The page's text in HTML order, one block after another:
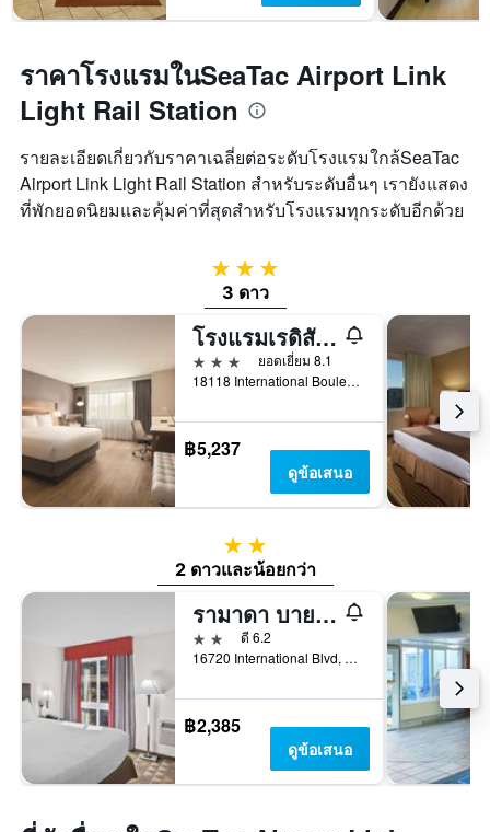
ราคาโรงแรมในSeaTac Airport Link
Light Rail Station
รายละเอียดเกี่ยวกับราคาเฉลี่ยต่อระดับโรงแรมใกล้SeaTac
Airport Link Light Rail Station สำหรับระดับอื่นๆ เรายังแสดง
ที่พักยอดนิยมและคุ้มค่าที่สุดสำหรับโรงแรมทุกระดับอีกด้วย
3 ดาว
3 ดาว
โรงแรมเรดิสัน สนามบินซีแอตเทิล
3 ดาว
ยอดเยี่ยม 8.1
18118 International Boulevard, ซีแทค, WA, สหรัฐอเมริกา
฿5,237
ดูข้อเสนอ
2 ดาว
2 ดาวและน้อยกว่า
รามาดา บายวินด์แฮม สนามบินซีแทค
2 ดาว
ดี 6.2
16720 International Blvd, ซีแทค, WA, สหรัฐอเมริกา
฿2,385
ดูข้อเสนอ